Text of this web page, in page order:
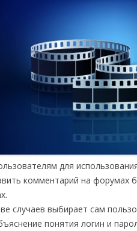
для
комментарий на форумах
случаев выбирает сам
понятия логин и